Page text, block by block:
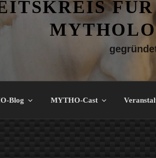
Blog MYTHO-Cast